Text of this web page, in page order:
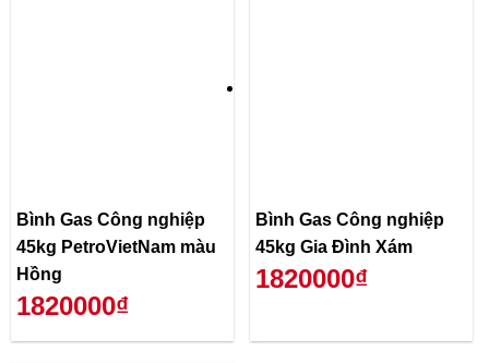
Bình Gas Công nghiệp
45kg PetroVietNam màu
Hồng
1820000₫
Bình Gas Công nghiệp
45kg Gia Đình Xám
1820000₫